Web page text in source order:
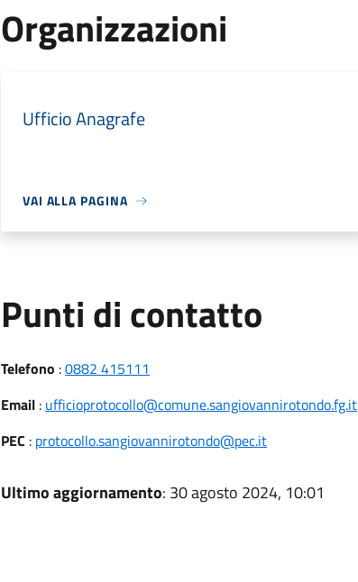
Organizzazioni
Ufficio Anagrafe
VAI ALLA PAGINA
Punti di contatto
Telefono :0882 415111
Email: ufficioprotocollo@comune.sangiovannirotondo.fg.it
PEC : protocollo.sangiovannirotondo@pec.it
Ultimo aggiornamento: 30 agosto 2024, 10:01